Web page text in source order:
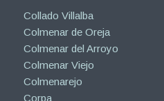
Collado Villalba
Colmenar de Oreja
Colmenar del Arroyo
Colmenar Viejo
Colmenarejo
Corpa